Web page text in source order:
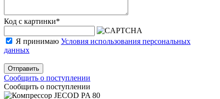
Код с картинки*
Я принимаю Условия использования персональных
данных
Отправить
Сообщить о поступлении
Сообщить о поступлении